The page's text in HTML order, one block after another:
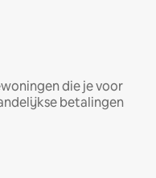
die je voor
betalingen